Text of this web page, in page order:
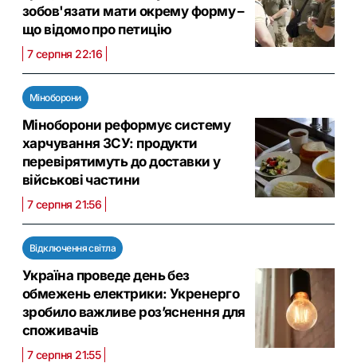
зобов'язати мати окрему форму –
що відомо про петицію
7 серпня 22:16
Міноборони
Міноборони реформує систему
харчування ЗСУ: продукти
перевірятимуть до доставки у
військові частини
7 серпня 21:56
Відключення світла
Україна проведе день без
обмежень електрики: Укренерго
зробило важливе роз’яснення для
споживачів
7 серпня 21:55